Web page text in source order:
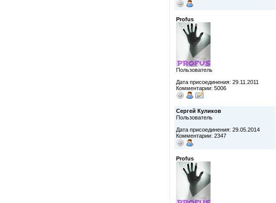
Profus
Пользователь
Дата присоединения: 29.11.2011
Комментарии: 5006
Сергей Куликов
Пользователь
Дата присоединения: 29.05.2014
Комментарии: 2347
Profus